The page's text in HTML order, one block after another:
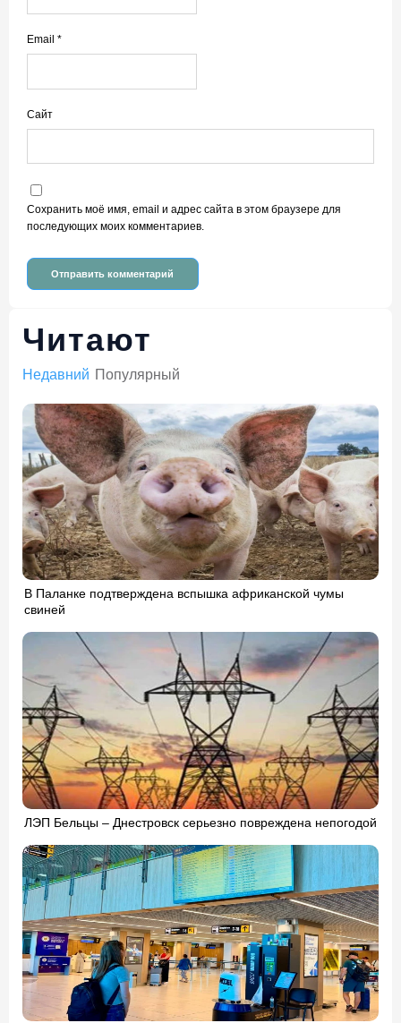
Email *
Сайт
Сохранить моё имя, email и адрес сайта в этом браузере для
последующих моих комментариев.
Читают
Недавний Популярный
В Паланке подтверждена вспышка африканской чумы
свиней
ЛЭП Бельцы – Днестровск серьезно повреждена непогодой